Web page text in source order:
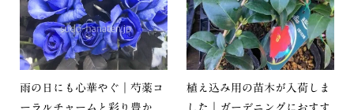
雨の日にも心華やぐ｜芍薬コ
ーラルチャームと彩り豊か...
植え込み用の苗木が入荷しま
した｜ガーデニングにおすす